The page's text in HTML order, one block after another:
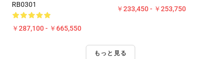
RB0301
￥287,100 - ￥665,550
￥233,450 - ￥253,750
もっと見る